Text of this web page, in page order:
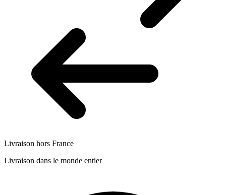
Livraison hors France
Livraison dans le monde entier